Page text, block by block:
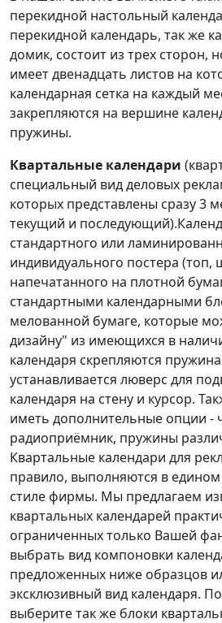
перекидной настольный
перекидной календарь, так же
домик, состоит из трех сторон,
имеет двенадцать листов на
календарная сетка на каждый
закрепляются на вершине
пружины.
Квартальные календари
специальный вид деловых
которых представлены сразу 3
текущий и
стандартного или
индивидуального постера (топ,
напечатанного на плотной
стандартными календарными
мелованной бумаге, которые
дизайну" из имеющихся в
календаря скрепляются
устанавливается люверс для
календаря на стену и курсор.
иметь дополнительные опции -
радиоприёмник, пружины
Квартальные календари для
правило, выполняются в
стиле фирмы. Мы предлагаем
квартальных календарей
ограниченных только Вашей
выбрать вид компоновки
предложенных ниже образцов
эксклюзивный вид календаря.
выберите так же блоки